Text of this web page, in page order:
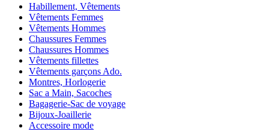
Habillement, Vêtements
Vêtements Femmes
Vêtements Hommes
Chaussures Femmes
Chaussures Hommes
Vêtements fillettes
Vêtements garçons Ado.
Montres, Horlogerie
Sac a Main, Sacoches
Bagagerie-Sac de voyage
Bijoux-Joaillerie
Accessoire mode